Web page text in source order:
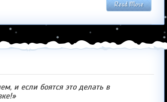
Read More
и если боятся это делать в